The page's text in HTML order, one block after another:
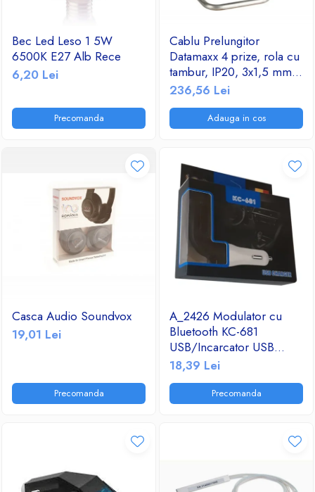
Bec Led Leso 1 5W
6500K E27 Alb Rece
6,20 Lei
Precomanda
Cablu Prelungitor
Datamaxx 4 prize, rola cu
tambur, IP20, 3x1,5 mmp,
3500W, 50 metri, maner
rosu/negru
236,56 Lei
Adauga in cos
Casca Audio Soundvox
19,01 Lei
Precomanda
A_2426 Modulator cu
Bluetooth KC-681
USB/Incarcator USB
2.1A/TF/FM Radio
18,39 Lei
Precomanda